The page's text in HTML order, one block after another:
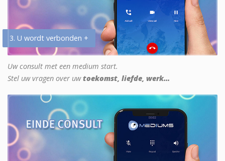
3. U wordt verbonden +
Uw consult met een medium start.
Stel uw vragen over uwtoekomst, liefde, werk...